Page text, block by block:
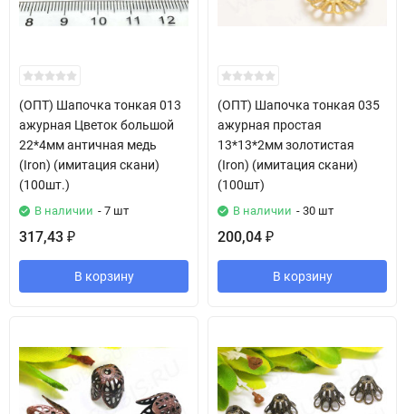
(ОПТ) Шапочка тонкая 013
ажурная Цветок большой
22*4мм античная медь
(Iron) (имитация скани)
(100шт.)
В наличии - 7 шт
317,43 ₽
В корзину
(ОПТ) Шапочка тонкая 035
ажурная простая
13*13*2мм золотистая
(Iron) (имитация скани)
(100шт)
В наличии - 30 шт
200,04 ₽
В корзину